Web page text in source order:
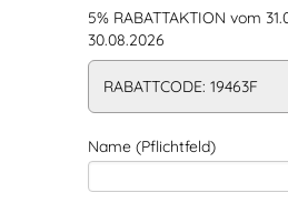
5% RABATTAKTION vom
30.08.2026
RABATTCODE: 19463F
Name (Pflichtfeld)